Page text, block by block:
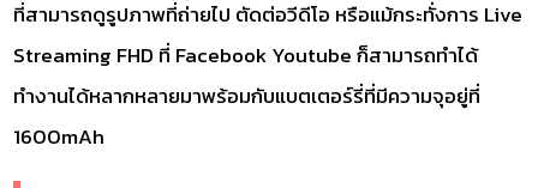
ที่สามารถดูรูปภาพที่ถ่ายไป ตัดต่อวีดีโอ หรือแม้กระทั่งการ Live
Streaming FHD ที่ Facebook Youtube ก็สามารถทำได้
ทำงานได้หลากหลายมาพร้อมกับแบตเตอร์รี่ที่มีความจุอยู่ที่
1600mAh